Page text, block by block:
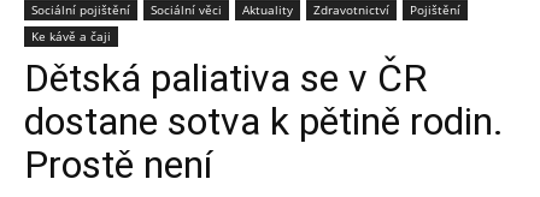
Sociální pojištění Sociální věci Aktuality Zdravotnictví
Pojištění
Ke kávě a čaji
Dětská paliativa se v ČR
dostane sotva k pětině rodin.
Prostě není